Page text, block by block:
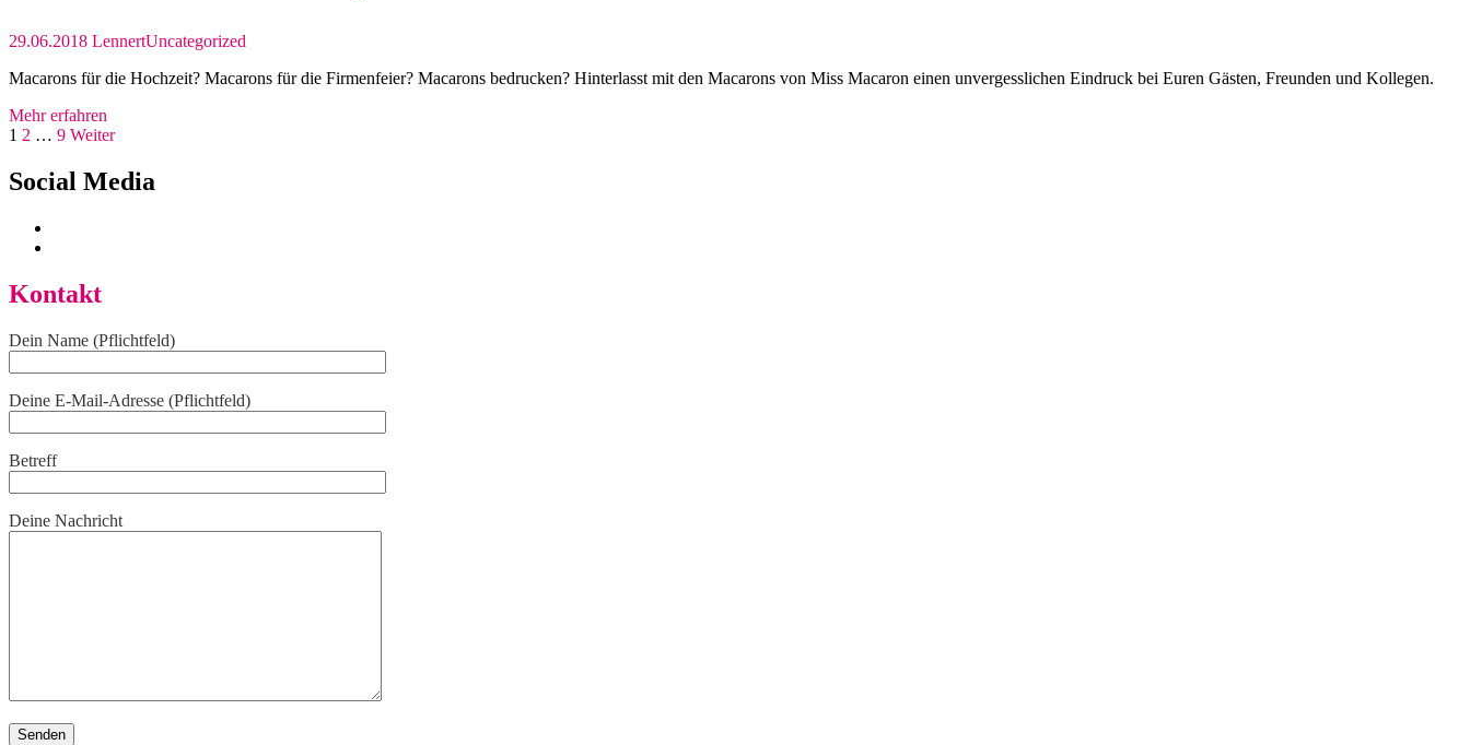
29.06.2018 LennertUncategorized
Macarons für die Hochzeit? Macarons für die Firmenfeier? Macarons bedrucken? Hinterlasst mit den Macarons von Miss Macaron einen unvergesslichen Eindruck bei Euren Gästen, Freunden und Kollegen.
Mehr erfahren
Seitennummerierung
der
Beiträge
Seite
1 Seite
2 … Seite
9 Weiter
Social Media
Kontakt
Dein Name (Pflichtfeld)
Deine E-Mail-Adresse (Pflichtfeld)
Betreff
Deine Nachricht